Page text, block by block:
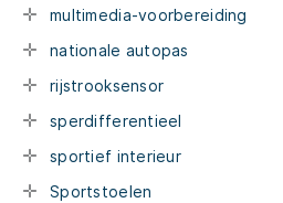
multimedia-voorbereiding
nationale autopas
rijstrooksensor
sperdifferentieel
sportief interieur
Sportstoelen